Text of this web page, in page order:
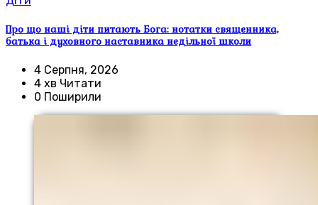
Про що наші діти питають Бога: нотатки священника,
батька і духовного наставника недільної школи
4 Серпня, 2026
4 хв Читати
0 Поширили